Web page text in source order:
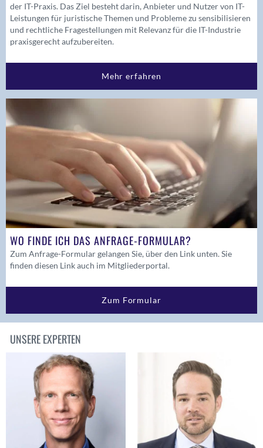
der IT-Praxis. Das Ziel besteht darin, Anbieter und Nutzer von IT-
Leistungen für juristische Themen und Probleme zu sensibilisieren
und rechtliche Fragestellungen mit Relevanz für die IT-Industrie
praxisgerecht aufzubereiten.
Mehr erfahren
WO FINDE ICH DAS ANFRAGE-FORMULAR?
Zum Anfrage-Formular gelangen Sie, über den Link unten. Sie
finden diesen Link auch im Mitgliederportal.
Zum Formular
UNSERE EXPERTEN